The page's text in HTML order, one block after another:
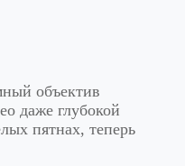
объектив
даже глубокой
пятнах, теперь